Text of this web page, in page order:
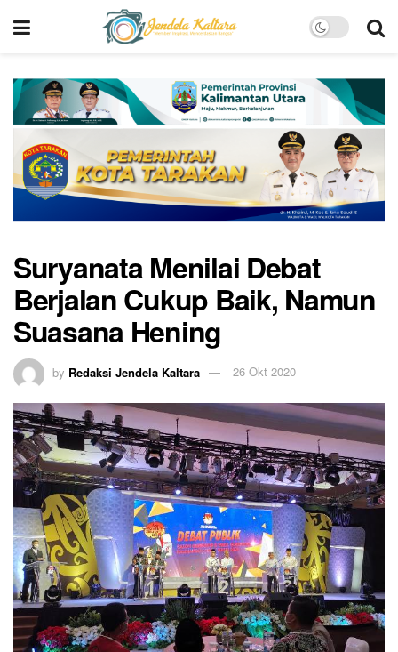
Suryanata Menilai Debat
Berjalan Cukup Baik, Namun
Suasana Hening
by Redaksi Jendela Kaltara 26 Okt 2020